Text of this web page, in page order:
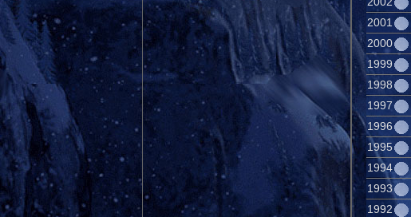
2001
2000
1999
1998
1997
1996
1995
1994
1993
1992